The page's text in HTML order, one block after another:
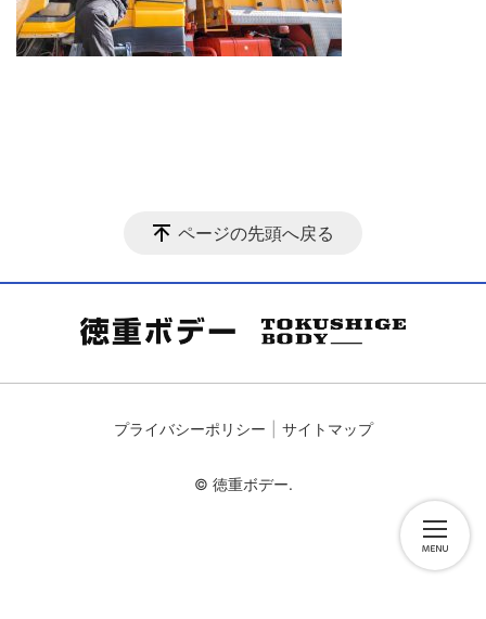
ページの先頭へ戻る
プライバシーポリシー サイトマップ
© 徳重ボデー.